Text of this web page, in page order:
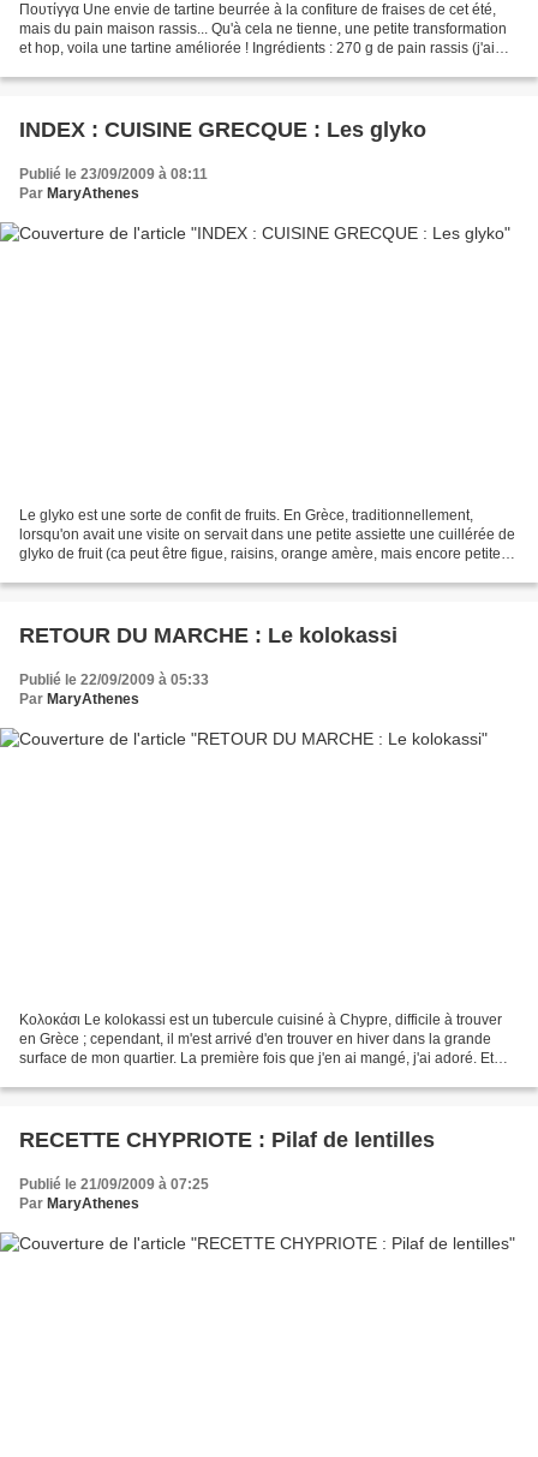
Πουτίγγα Une envie de tartine beurrée à la confiture de fraises de cet été,
mais du pain maison rassis... Qu'à cela ne tienne, une petite transformation
et hop, voila une tartine améliorée ! Ingrédients : 270 g de pain rassis (j'ai
INDEX : CUISINE GRECQUE : Les glyko
Publié le 23/09/2009 à 08:11
Par MaryAthenes
Le glyko est une sorte de confit de fruits. En Grèce, traditionnellement,
lorsqu'on avait une visite on servait dans une petite assiette une cuillérée de
glyko de fruit (ca peut être figue, raisins, orange amère, mais encore petites
RETOUR DU MARCHE : Le kolokassi
Publié le 22/09/2009 à 05:33
Par MaryAthenes
Κολοκάσι Le kolokassi est un tubercule cuisiné à Chypre, difficile à trouver
en Grèce ; cependant, il m'est arrivé d'en trouver en hiver dans la grande
surface de mon quartier. La première fois que j'en ai mangé, j'ai adoré. Et
RECETTE CHYPRIOTE : Pilaf de lentilles
Publié le 21/09/2009 à 07:25
Par MaryAthenes